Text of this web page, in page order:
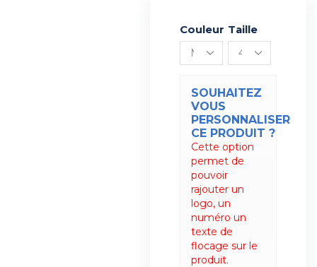
Couleur Taille
SOUHAITEZ
VOUS
PERSONNALISER
CE PRODUIT ?
Cette option
permet de
pouvoir
rajouter un
logo, un
numéro un
texte de
flocage sur le
produit.
Alternative: